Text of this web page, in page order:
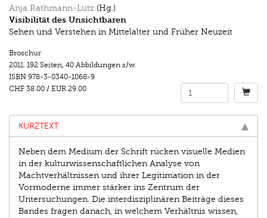
Anja Rathmann-Lutz (Hg.)
Visibilität des Unsichtbaren
Sehen und Verstehen in Mittelalter und Früher Neuzeit
Broschur
2011. 192 Seiten, 40 Abbildungen s/w.
ISBN 978-3-0340-1068-9
CHF 38.00 / EUR 29.00
KURZTEXT
Neben dem Medium der Schrift rücken visuelle Medien
in der kulturwissenschaftlichen Analyse von
Machtverhältnissen und ihrer Legitimation in der
Vormoderne immer stärker ins Zentrum der
Untersuchungen. Die interdisziplinären Beiträge dieses
Bandes fragen danach, in welchem Verhältnis wissen,